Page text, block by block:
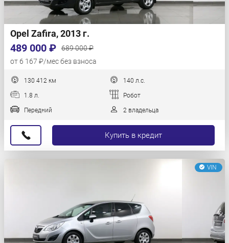
Opel Zafira, 2013 г.
489 000 ₽
689 000 ₽
от 6 167 ₽/мес без взноса
130 412 км 140 л.с.
1.8 л. Робот
Передний 2 владельца
Купить в кредит
VIN